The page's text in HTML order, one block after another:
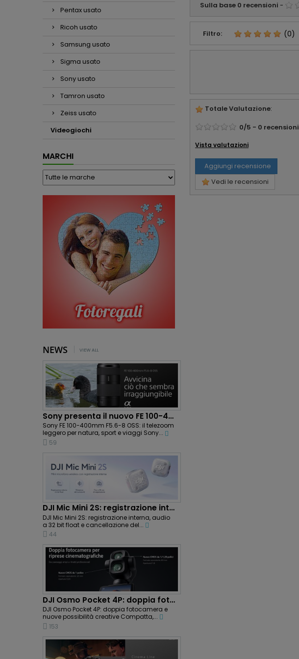
Pentax usato
Ricoh usato
Samsung usato
Sigma usato
Sony usato
Tamron usato
Zeiss usato
Videogiochi
MARCHI
NEWS VIEW ALL
Sony presenta il nuovo FE 100-400mm F5.6-8 OSS:...
Sony FE 100-400mm F5.6-8 OSS: il telezoom
leggero per natura, sport e viaggi Sony...
59
DJI Mic Mini 2S: registrazione interna e...
DJI Mic Mini 2S: registrazione interna, audio
a 32 bit float e cancellazione del...
44
DJI Osmo Pocket 4P: doppia fotocamera e riprese...
DJI Osmo Pocket 4P: doppia fotocamera e
nuove possibilità creative Compatta,...
153
Sulla base 0 recensioni -
Filtro: (0)
Totale Valutazione:
0/5 - 0 recensioni
Vista valutazioni
Aggiungi recensione
Vedi le recensioni